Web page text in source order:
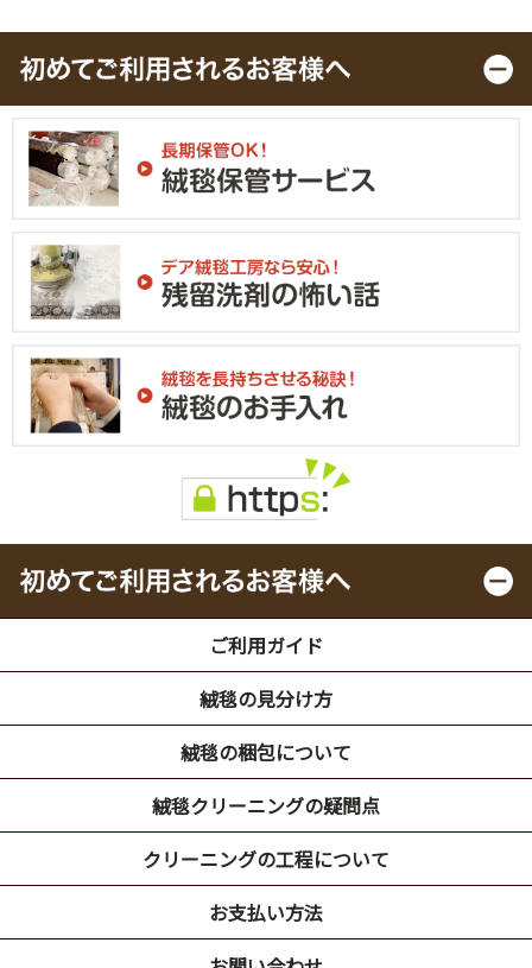
ご利用ガイド
絨毯の見分け方
絨毯の梱包について
絨毯クリーニングの疑問点
クリーニングの工程について
お支払い方法